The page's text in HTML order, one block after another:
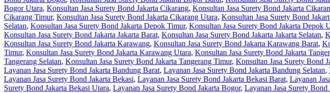
Bogor Utara, Konsultan Jasa Surety Bond Jakarta Cikarang, Konsultan Jasa Surety Bond Jakarta
Cikarang Timur, Konsultan Jasa Surety Bond Jakarta Cikarang Utara, Konsultan Jasa Surety Bond
Selatan, Konsultan Jasa Surety Bond Jakarta Depok Timur, Konsultan Jasa Surety Bond Jakarta Depok
Konsultan Jasa Surety Bond Jakarta Jakarta Barat, Konsultan Jasa Surety Bond Jakarta Jakarta Selatan,
Konsultan Jasa Surety Bond Jakarta Karawang, Konsultan Jasa Surety Bond Jakarta Karawang Barat,
Timur, Konsultan Jasa Surety Bond Jakarta Karawang Utara, Konsultan Jasa Surety Bond Jakarta
Tangerang Selatan, Konsultan Jasa Surety Bond Jakarta Tangerang Timur, Konsultan Jasa Surety Bond
Layanan Jasa Surety Bond Jakarta Bandung Barat, Layanan Jasa Surety Bond Jakarta Bandung Selatan,
Layanan Jasa Surety Bond Jakarta Bekasi, Layanan Jasa Surety Bond Jakarta Bekasi Barat, Layanan
Surety Bond Jakarta Bekasi Utara, Layanan Jasa Surety Bond Jakarta Bogor, Layanan Jasa Surety